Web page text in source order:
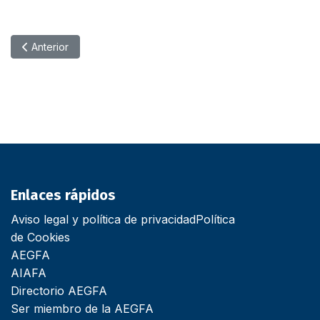
Artículo anterior: Los KGM Torres EVX y HEV se incorporan
Anterior
Enlaces rápidos
Aviso legal y política de privacidadPolítica
de Cookies
AEGFA
AIAFA
Directorio AEGFA
Ser miembro de la AEGFA